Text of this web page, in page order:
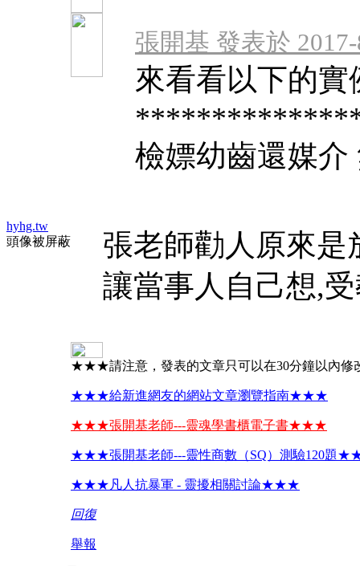
hyhg.tw
頭像被屏蔽
張開基 發表於
來看看以下的實
檢嫖幼齒還媒介
張老師勸人原來是
讓當事人自己想,
★★★請注意，發表的文章只可以在30分鐘以內
★★★給新進網友的網站文章瀏覽指南★★★
★★★張開基老師---靈魂學書櫃電子書★★★
★★★張開基老師---靈性商數（SQ）測驗120題
★★★凡人抗暴軍 - 靈擾相關討論★★★
回復
舉報